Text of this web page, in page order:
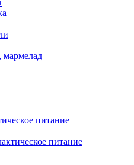
мармелад
питание
питание